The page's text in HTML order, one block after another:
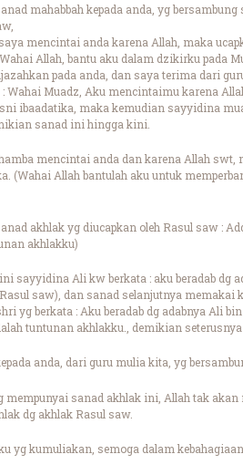
mahabbah kepada anda, yg
mencintai anda karena Allah, maka
Allah, bantu aku dalam dzikirku pada
pada anda, dan saya terima dari
Wahai Muadz, Aku mencintaimu karena
ibaadatika, maka kemudian sayyidina
sanad ini hingga kini.
mencintai anda dan karena Allah
(Wahai Allah bantulah aku untuk
akhlak yg diucapkan oleh Rasul saw :
akhlakku)
sayyidina Ali kw berkata : aku beradab dg
saw), dan sanad selanjutnya
yg berkata : Aku beradab dg adabnya Ali
tuntunan akhlakku., demikian
anda, dari guru mulia kita, yg
mempunyai sanad akhlak ini, Allah tak
dg akhlak Rasul saw.
yg kumuliakan, semoga dalam